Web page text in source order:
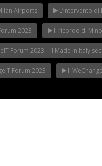
Airports L’intervento di
2023 Il ricordo di Mino
Forum 2023 – Il Made in Italy
Forum 2023 Il